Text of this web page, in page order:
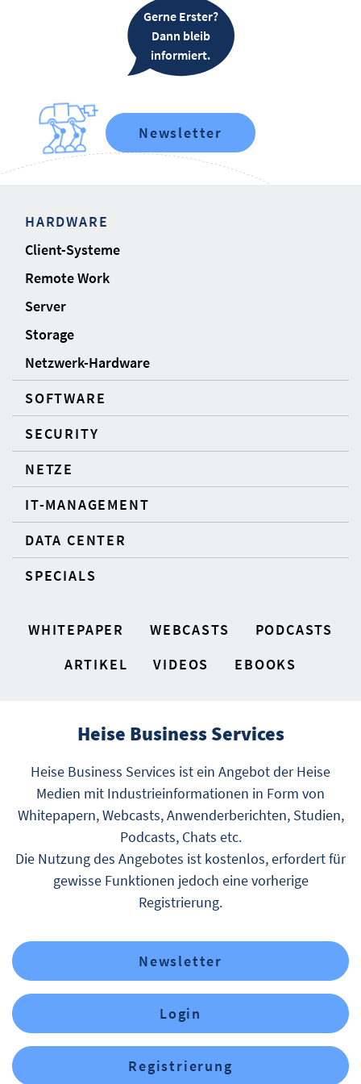
Gerne Erster?
Dann bleib
informiert.
Newsletter
HARDWARE
Client-Systeme
Remote Work
Server
Storage
Netzwerk-Hardware
SOFTWARE
SECURITY
NETZE
IT-MANAGEMENT
DATA CENTER
SPECIALS
WHITEPAPER WEBCASTS
PODCASTS
ARTIKEL
VIDEOS EBOOKS
Heise Business Services
Heise Business Services ist ein Angebot der Heise
Medien mit Industrieinformationen in Form von
Whitepapern, Webcasts, Anwenderberichten, Studien,
Podcasts, Chats etc.
Die Nutzung des Angebotes ist kostenlos, erfordert für
gewisse Funktionen jedoch eine vorherige
Registrierung.
Newsletter
Login
Registrierung